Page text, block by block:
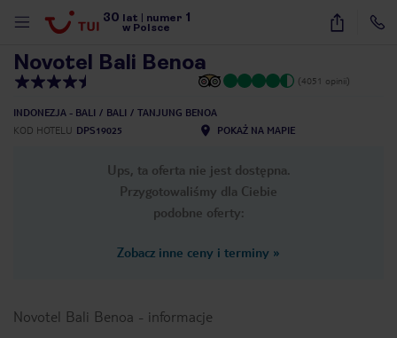
30 lat numer 1
w Polsce
36
Novotel Bali Benoa
(4051 opinii)
INDONEZJA - BALI BALI
TANJUNG BENOA
KOD HOTELU DPS19025 POKAŻ NA MAPIE
Ups, ta oferta nie jest dostępna.
Przygotowaliśmy dla Ciebie
podobne oferty:
Zobacz inne ceny i terminy »
Novotel Bali Benoa - informacje